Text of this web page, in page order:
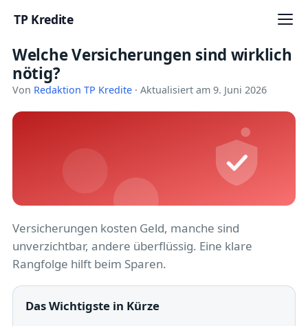
TP Kredite
Startseite
Kredite
Ratgeber
Kreditkarten
Versicherung
Baufinanzierung
Welche Versicherungen sind wirklich
nötig?
Von Redaktion TP Kredite · Aktualisiert am 9. Juni 2026
Versicherungen kosten Geld, manche sind
unverzichtbar, andere überflüssig. Eine klare
Rangfolge hilft beim Sparen.
Das Wichtigste in Kürze